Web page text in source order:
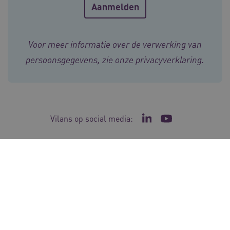
Voor meer informatie over de verwerking van
persoonsgegevens, zie onze privacyverklaring.
Vilans op social media: Ga naar de LinkedIn
Ga naar het
Cloudflare Inc.
Google Privacy Policy